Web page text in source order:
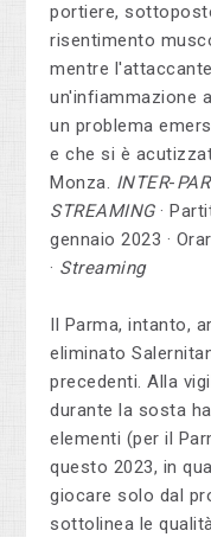
portiere,
risentimento
mentre
un'infiammazione
un problema
e che si è
Monza. INTER-
STREAMING·
gennaio 2023 ·
· Streaming
Il Parma, intanto,
eliminato
precedenti. Alla
durante la sosta
elementi (per il
questo 2023, in
giocare solo dal
sottolinea le